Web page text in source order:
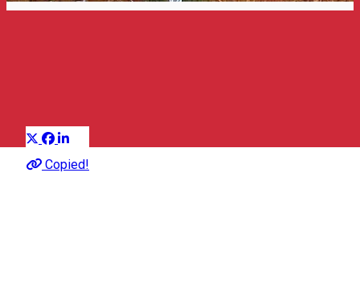
Copied!
Leírás